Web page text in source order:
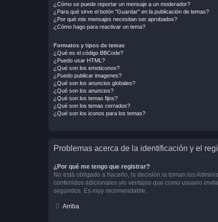
¿Cómo se puede reportar un mensaje a un moderador?
¿Para qué sirve el botón "Guardar" en la publicación de temas?
¿Por qué mis mensajes necesitan ser aprobados?
¿Cómo hago para reactivar un tema?
Formatos y tipos de temas
¿Qué es el código BBCode?
¿Puedo usar HTML?
¿Qué son los emoticonos?
¿Puedo publicar imagenes?
¿Qué son los anuncios globales?
¿Qué son los anuncios?
¿Qué son los temas fijos?
¿Qué son los temas cerrados?
¿Qué son los iconos para los temas?
Problemas acerca de la identificación y el
¿Por qué me tengo que registrar?
No está obligado a hacerlo, la decisión la toman los
contenidos adicionales y/o ventajas que como usuario
segundos. Es muy recomendable.
Arriba